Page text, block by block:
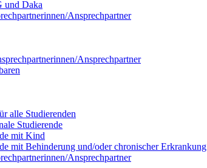
und Daka
Ansprechpartner
Ansprechpartner
alle Studierenden
Studierende
mit Kind
mit Behinderung und/oder chronischer Erkrankung
Ansprechpartner